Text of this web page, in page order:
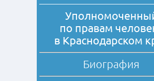
по правам
в Краснодарском
Биография